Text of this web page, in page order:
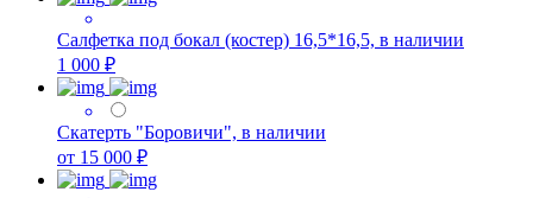
Салфетка под бокал (костер) 16,5*16,5, в наличии
1 000 ₽
Скатерть "Боровичи", в наличии
от 15 000 ₽